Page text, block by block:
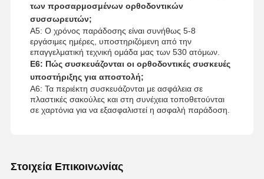
των προσαρμοσμένων ορθοδοντικών
συσσωρευτών;
Α5: Ο χρόνος παράδοσης είναι συνήθως 5-8
εργάσιμες ημέρες, υποστηριζόμενη από την
επαγγελματική τεχνική ομάδα μας των 530 ατόμων.
Ε6: Πώς συσκευάζονται οι ορθοδοντικές συσκευές
υποστήριξης για αποστολή;
Α6: Τα περιέκτη συσκευάζονται με ασφάλεια σε
πλαστικές σακούλες και στη συνέχεια τοποθετούνται
σε χαρτόνια για να εξασφαλιστεί η ασφαλή παράδοση.
Στοιχεία Επικοινωνίας